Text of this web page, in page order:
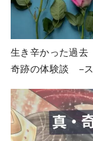
生き辛かった過
奇跡の体験談 −